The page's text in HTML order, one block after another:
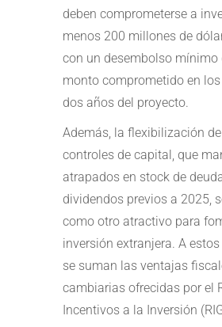
deben comprometerse a
menos 200 millones de
con un desembolso mínimo
monto comprometido en
dos años del proyecto.
Además, la flexibilización
controles de capital, que
atrapados en stock de
dividendos previos a 2025,
como otro atractivo para
inversión extranjera. A
se suman las ventajas
cambiarias ofrecidas por el
Incentivos a la Inversión